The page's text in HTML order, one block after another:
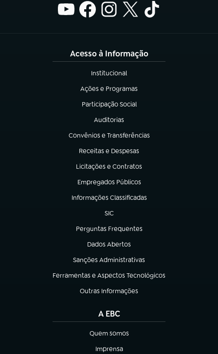
Acesso à Informação
Institucional
(abre em nova aba)
Ações e Programas
(abre em nova aba)
Participação Social
(abre em nova aba)
Auditorias
(abre em nova aba)
Convênios e Transferências
(abre em nova aba)
Receitas e Despesas
(abre em nova aba)
Licitações e Contratos
(abre em nova aba)
Empregados Públicos
(abre em nova aba)
Informações Classificadas
(abre em nova aba)
SIC
(abre em nova aba)
Perguntas Frequentes
(abre em nova aba)
Dados Abertos
(abre em nova aba)
Sanções Administrativas
(abre em nova aba)
Ferramentas e Aspectos Tecnológicos
(abre em nova aba)
Outras Informações
(abre em nova aba)
A EBC
Quem somos
(abre em nova aba)
Imprensa
(abre em nova aba)